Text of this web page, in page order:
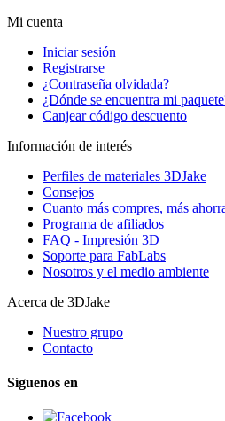
Mi cuenta
Iniciar sesión
Registrarse
¿Contraseña olvidada?
¿Dónde se encuentra mi
Canjear código descuento
Información de interés
Perfiles de materiales 3DJake
Consejos
Cuanto más compres, más
Programa de afiliados
FAQ - Impresión 3D
Soporte para FabLabs
Nosotros y el medio ambiente
Acerca de 3DJake
Nuestro grupo
Contacto
Síguenos en